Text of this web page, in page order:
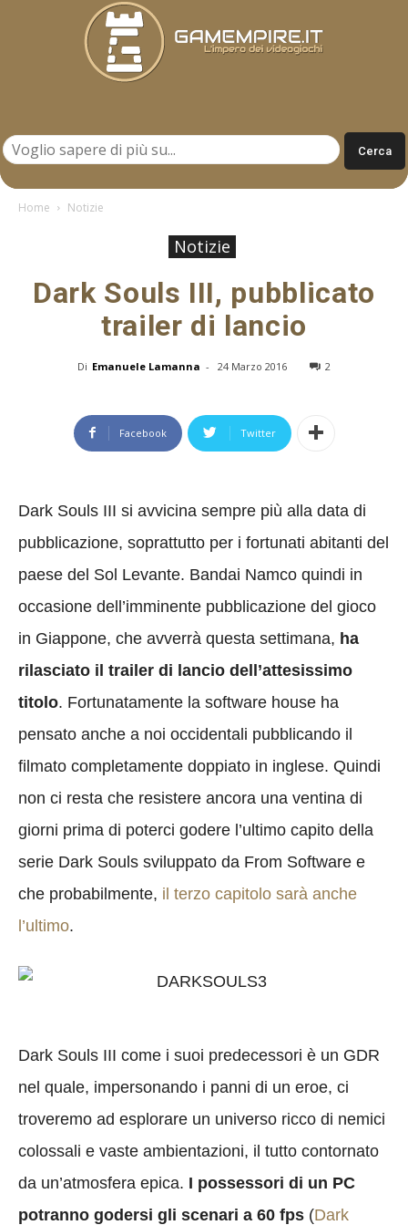
Home Notizie
Notizie
Dark Souls III, pubblicato
trailer di lancio
Di Emanuele Lamanna - 24 Marzo 2016 2
Facebook Twitter
Dark Souls III si avvicina sempre più alla data di
pubblicazione, soprattutto per i fortunati abitanti del
paese del Sol Levante. Bandai Namco quindi in
occasione dell’imminente pubblicazione del gioco
in Giappone, che avverrà questa settimana, ha
rilasciato il trailer di lancio dell’attesissimo
titolo. Fortunatamente la software house ha
pensato anche a noi occidentali pubblicando il
filmato completamente doppiato in inglese. Quindi
non ci resta che resistere ancora una ventina di
giorni prima di poterci godere l’ultimo capito della
serie Dark Souls sviluppato da From Software e
che probabilmente, il terzo capitolo sarà anche
l’ultimo.
Dark Souls III come i suoi predecessori è un GDR
nel quale, impersonando i panni di un eroe, ci
troveremo ad esplorare un universo ricco di nemici
colossali e vaste ambientazioni, il tutto contornato
da un’atmosfera epica. I possessori di un PC
potranno godersi gli scenari a 60 fps (Dark